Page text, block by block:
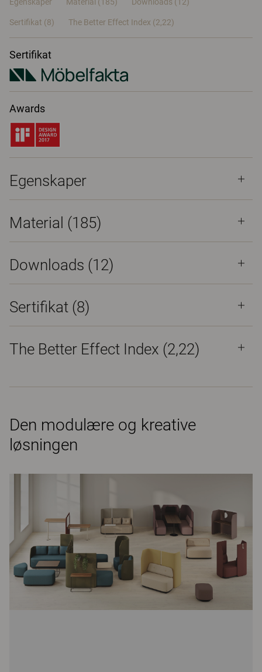
Sertifikat (8) The Better Effect Index (2,22)
Sertifikat
Awards
Egenskaper
Material (185)
Downloads (12)
Sertifikat (8)
The Better Effect Index (2,22)
Den modulære og kreative
løsningen